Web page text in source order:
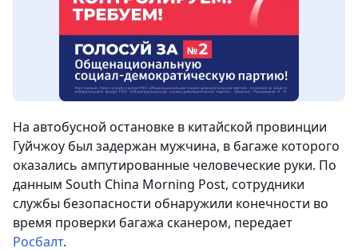
На автобусной остановке в китайской провинции
Гуйчжоу был задержан мужчина, в багаже которого
оказались ампутированные человеческие руки. По
данным South China Morning Post, сотрудники
службы безопасности обнаружили конечности во
время проверки багажа сканером, передает
Росбалт.